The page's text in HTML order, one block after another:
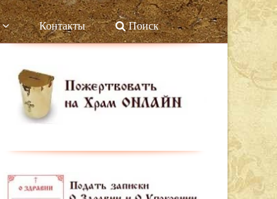
Контакты Поиск